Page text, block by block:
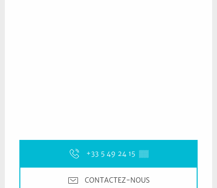
+33 5 49 24 15 ▒▒
CONTACTEZ-NOUS